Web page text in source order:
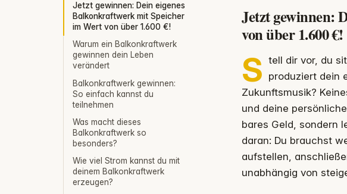
Jetzt gewinnen: Dein eigenes
Balkonkraftwerk mit Speicher
im Wert von über 1.600 €!
Warum ein Balkonkraftwerk
gewinnen dein Leben
verändert
Balkonkraftwerk gewinnen:
So einfach kannst du
teilnehmen
Was macht dieses
Balkonkraftwerk so
besonders?
Wie viel Strom kannst du mit
deinem Balkonkraftwerk
erzeugen?
Jetzt gewinnen:
von über 1.600 €!
S tell dir vor, du
produziert dein
Zukunftsmusik?
und deine
bares Geld, sondern
daran: Du brauchst
aufstellen,
unabhängig von